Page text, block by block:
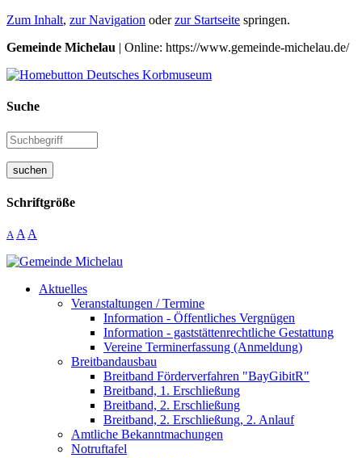
Zum Inhalt, zur Navigation oderzur Startseite springen.
Gemeinde Michelau | Online: https://www.gemeinde-michelau.de/
Suche
suchen
Schriftgröße
A A A
Aktuelles
Veranstaltungen / Termine
Information - Öffentliches Vergnügen
Information - gaststättenrechtliche Gestattung
Vereine Terminerfassung (Anmeldung)
Breitbandausbau
Breitband Förderverfahren "BayGibitR"
Breitband, 1. Erschließung
Breitband, 2. Erschließung
Breitband, 2. Erschließung, 2. Anlauf
Amtliche Bekanntmachungen
Notruftafel